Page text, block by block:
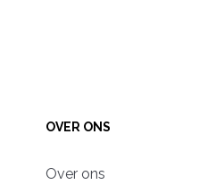
OVER ONS
Over ons